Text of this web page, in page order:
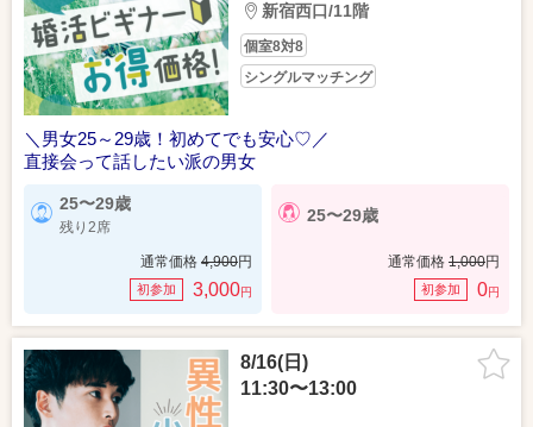
新宿西口/11階
個室8対8
シングルマッチング
＼男女25～29歳！初めてでも安心♡／
直接会って話したい派の男女
25〜29歳
残り2席
通常価格 4,900円
初参加 3,000円
25〜29歳
通常価格 1,000円
初参加 0円
8/16(日)
11:30〜13:00